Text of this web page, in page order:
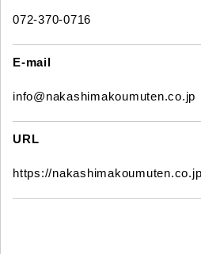
072-370-0716
E-mail
info@nakashimakoumuten.co.jp
URL
https://nakashimakoumuten.co.jp